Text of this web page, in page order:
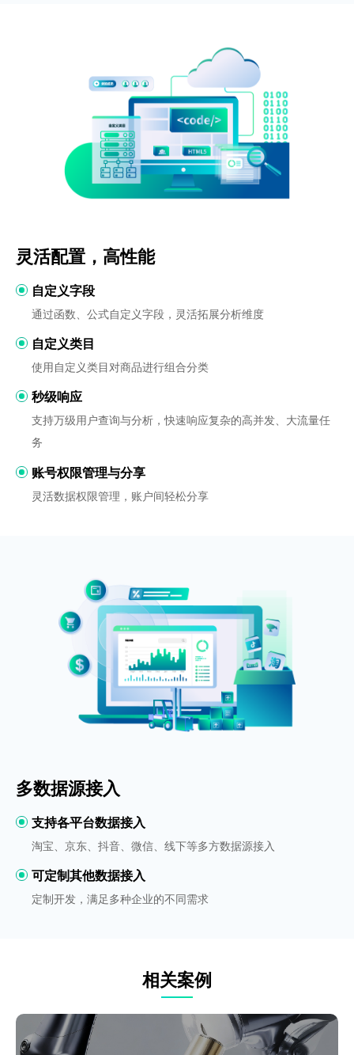
灵活配置，高性能
自定义字段
通过函数、公式自定义字段，灵活拓展分析维度
自定义类目
使用自定义类目对商品进行组合分类
秒级响应
支持万级用户查询与分析，快速响应复杂的高并发、大流量任
务
账号权限管理与分享
灵活数据权限管理，账户间轻松分享
多数据源接入
支持各平台数据接入
淘宝、京东、抖音、微信、线下等多方数据源接入
可定制其他数据接入
定制开发，满足多种企业的不同需求
相关案例